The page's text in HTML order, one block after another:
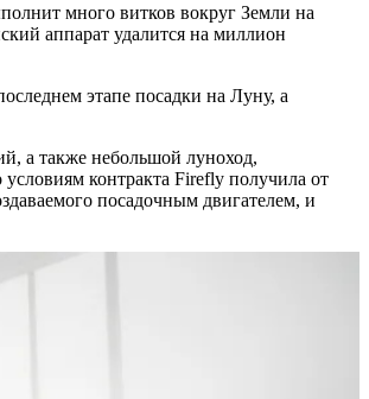
много витков вокруг Земли на
аппарат удалится на миллион
этапе посадки на Луну, а
а также небольшой луноход,
контракта Firefly получила от
посадочным двигателем, и